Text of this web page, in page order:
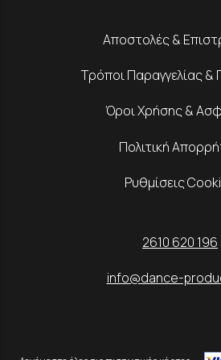
Αποστολές &
Τρόποι Παραγγελίας
Όροι Χρήσης &
Πολιτική
Ρυθμίσεις
2610 620 196
info@dance-